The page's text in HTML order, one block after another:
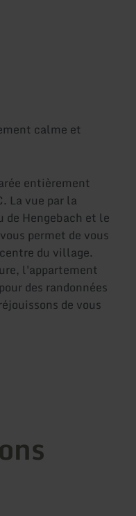
calme et
entièrement
La vue par la
de Hengebach et le
permet de vous
du village.
l'appartement
des randonnées
de vous